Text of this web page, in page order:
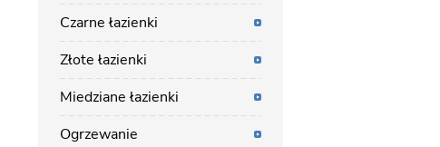
Czarne łazienki
Złote łazienki
Miedziane łazienki
Ogrzewanie